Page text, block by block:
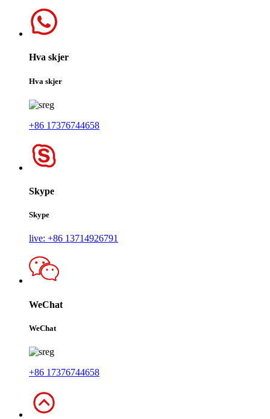
Hva skjer
Hva skjer
+86 17376744658
Skype
Skype
live: +86 13714926791
WeChat
WeChat
+86 17376744658